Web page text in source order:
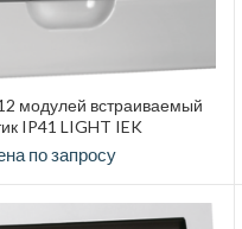
модулей встраиваемый
IP41 LIGHT IEK
по запросу